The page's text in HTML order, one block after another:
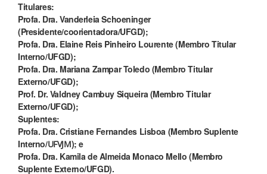
Titulares:
Profa. Dra. Vanderleia Schoeninger
(Presidente/coorientadora/UFGD);
Profa. Dra. Elaine Reis Pinheiro Lourente (Membro Titular
Interno/UFGD);
Profa. Dra. Mariana Zampar Toledo (Membro Titular
Externo/UFGD);
Prof. Dr. Valdney Cambuy Siqueira (Membro Titular
Externo/UFGD);
Suplentes:
Profa. Dra. Cristiane Fernandes Lisboa (Membro Suplente
Interno/UFVJM); e
Profa. Dra. Kamila de Almeida Monaco Mello (Membro
Suplente Externo/UFGD).